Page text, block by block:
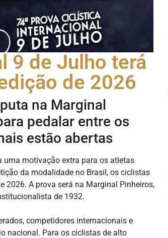
9 de Julho terá
de 2026
na Marginal
pedalar entre os
estão abertas
uma motivação extra para os atletas
da modalidade no Brasil, os ciclistas
2026. A prova será na Marginal Pinheiros,
de 1932.
competidores internacionais e
nacional. Para os ciclistas de alto